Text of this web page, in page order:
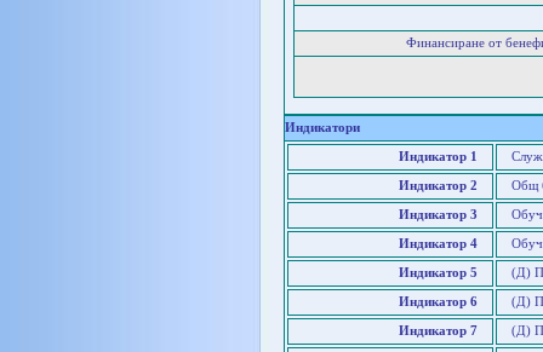
Финансиране от
Индикатори
Индикатор 1
Индикатор 2 Общ
Индикатор 3
Индикатор 4
Индикатор 5 (Д)
Индикатор 6 (Д)
Индикатор 7 (Д)